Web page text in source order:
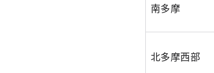
南多摩
北多摩西部